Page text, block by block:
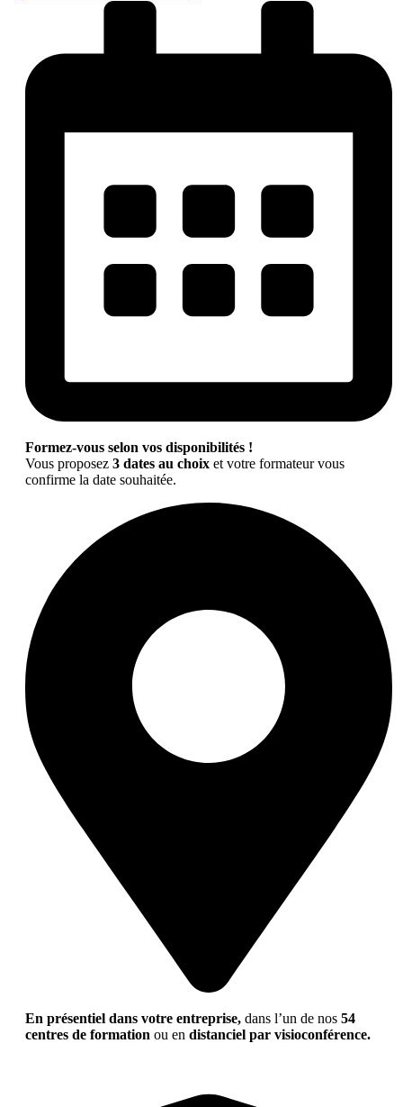
Formez-vous selon vos disponibilités !
Vous proposez 3 dates au choix et votre formateur vous
confirme la date souhaitée.
En présentiel dans votre entreprise, dans l’un de nos 54
centres de formation ou en distanciel par visioconférence.